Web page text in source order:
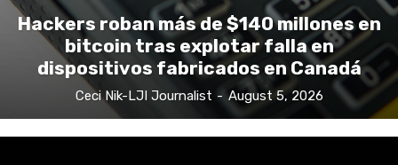
Hackers roban más de $140 millones en
bitcoin tras explotar falla en
dispositivos fabricados en Canadá
Ceci Nik-LJI Journalist - August 5, 2026